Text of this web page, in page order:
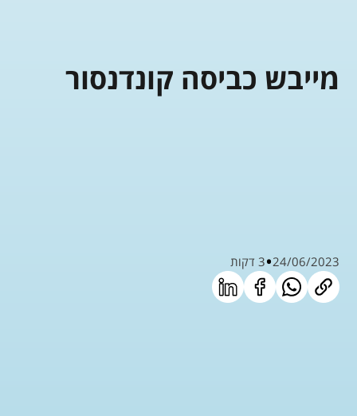
מייבש כביסה קונדנסור
24/06/2023 3 דקות